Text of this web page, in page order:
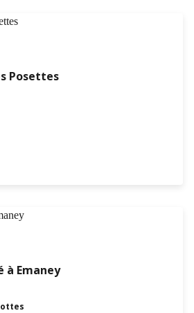
Posettes
à Emaney